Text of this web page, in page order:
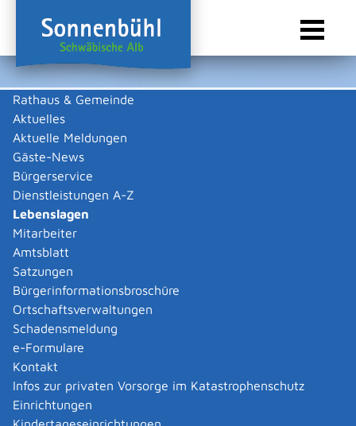
Rathaus & Gemeinde
Aktuelles
Aktuelle Meldungen
Gäste-News
Bürgerservice
Dienstleistungen A-Z
Lebenslagen
Mitarbeiter
Amtsblatt
Satzungen
Bürgerinformationsbroschüre
Ortschaftsverwaltungen
Schadensmeldung
e-Formulare
Kontakt
Infos zur privaten Vorsorge im Katastrophenschutz
Einrichtungen
Sie sind hier:
Familie und Kinder
Lebenslagen
Familie und Kinder
Beratungsstellen für Familien
Familien- und Mütterzentren
Finanzielle Hilfen für Familien
Kinderbetreuung